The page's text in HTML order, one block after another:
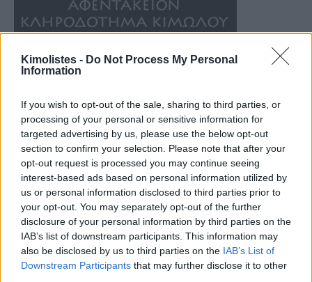
Kimolistes - Do Not Process My Personal
Information
If you wish to opt-out of the sale, sharing to third parties, or
processing of your personal or sensitive information for
targeted advertising by us, please use the below opt-out
section to confirm your selection. Please note that after your
opt-out request is processed you may continue seeing
interest-based ads based on personal information utilized by
us or personal information disclosed to third parties prior to
your opt-out. You may separately opt-out of the further
disclosure of your personal information by third parties on the
IAB’s list of downstream participants. This information may
also be disclosed by us to third parties on the IAB’s List of
Downstream Participants that may further disclose it to other